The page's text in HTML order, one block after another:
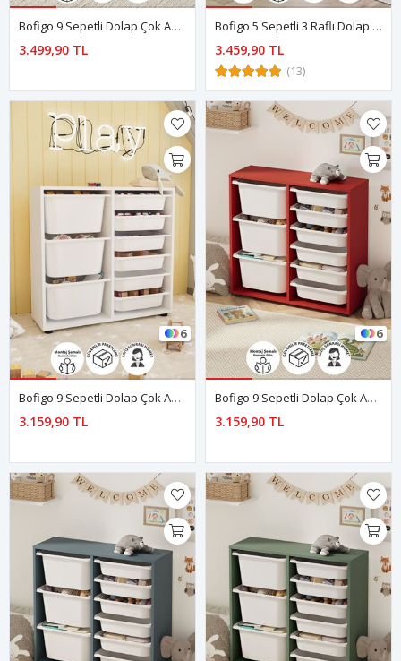
Bofigo 9 Sepetli Dolap Çok Amaçlı Dolap Oyuncak Dolabı Alara Safir Meşe
3.499,90 TL
Bofigo 5 Sepetli 3 Raflı Dolap Çok Amaçlı Dolap Oyuncak Dolabı Derya Beyaz
3.459,90 TL
(13)
6
Bofigo 9 Sepetli Dolap Çok Amaçlı Dolap Oyuncak Dolabı Çağla Beyaz
3.159,90 TL
6
Bofigo 9 Sepetli Dolap Çok Amaçlı Dolap Oyuncak Dolabı Çağla Kırmızı
3.159,90 TL